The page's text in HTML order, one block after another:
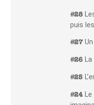
#28
puis
#27Un
#26La
#25
#24Le